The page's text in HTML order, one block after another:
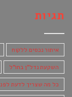
תגיות
איתור נכסים ללקוח
השקעת נדל"ן בחו"ל
כל מה שצריך לדעת